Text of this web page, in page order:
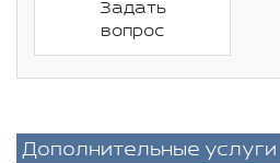
Задать
вопрос
Дополнительные услуги